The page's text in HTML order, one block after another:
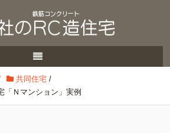
共同住宅 /
Ｎマンション」実例